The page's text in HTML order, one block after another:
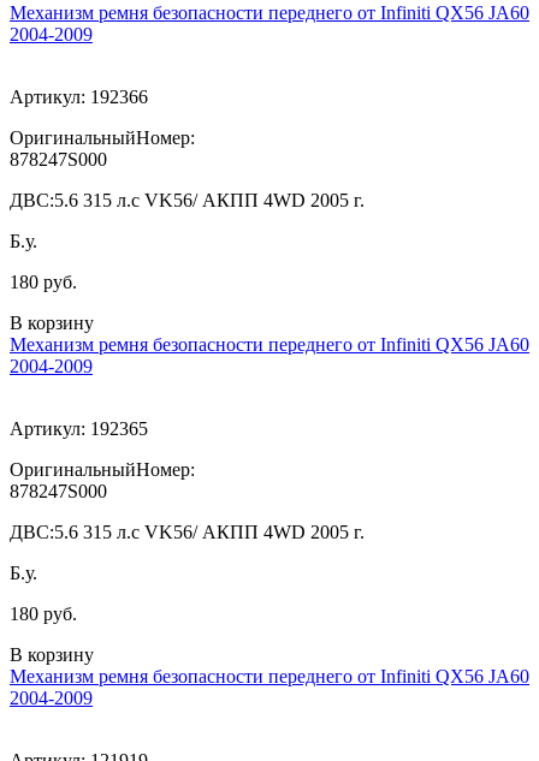
Механизм ремня безопасности переднего от Infiniti QX56 JA60
2004-2009
Артикул: 192366
ОригинальныйНомер:
878247S000
ДВС:5.6 315 л.с VK56/ АКПП 4WD 2005 г.
Б.у.
180 руб.
В корзину
Механизм ремня безопасности переднего от Infiniti QX56 JA60
2004-2009
Артикул: 192365
ОригинальныйНомер:
878247S000
ДВС:5.6 315 л.с VK56/ АКПП 4WD 2005 г.
Б.у.
180 руб.
В корзину
Механизм ремня безопасности переднего от Infiniti QX56 JA60
2004-2009